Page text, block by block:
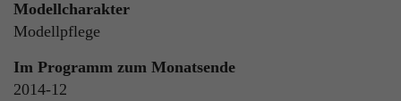
Modellcharakter
Modellpflege
Im Programm zum Monatsende
2014-12